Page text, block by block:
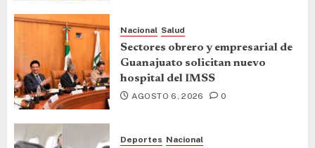
Nacional Salud
Sectores obrero y empresarial de
Guanajuato solicitan nuevo
hospital del IMSS
AGOSTO 6, 2026 0
Deportes Nacional